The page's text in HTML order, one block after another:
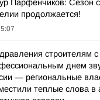
Парфенчиков: Сезон
продолжается!
строителям с
днем
— региональные
теплые слова в